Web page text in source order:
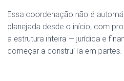
Essa coordenação não é
planejada desde o início, com
a estrutura inteira — jurídica e
começar a construí-la em partes.